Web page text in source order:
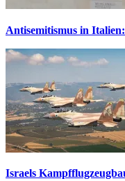
Antisemitismus in
Israels